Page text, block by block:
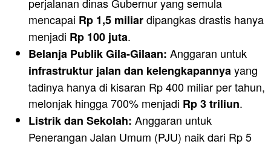
mencapai Rp 1,5 miliardipangkas drastis hanya
menjadi Rp 100 juta.
Belanja Publik Gila-Gilaan: Anggaran untuk
infrastruktur jalan dan kelengkapannyayang
tadinya hanya di kisaran Rp 400 miliar per tahun,
melonjak hingga 700% menjadi Rp 3 triliun.
Listrik dan Sekolah: Anggaran untuk
Penerangan Jalan Umum (PJU) naik dari Rp 5